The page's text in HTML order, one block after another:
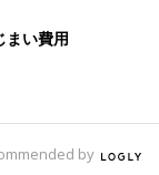
まい費用
by